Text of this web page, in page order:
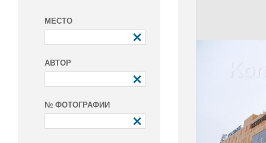
МЕСТО
АВТОР
№ ФОТОГРАФИИ